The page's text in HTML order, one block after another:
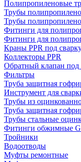
Полипропиленовые
Трубы
Трубы
Фитинги для
Фитинги для
Краны PPR под
Коллекторы PPR
Обратный клапан под
Фильтры
Труба защитная
Инструмент для
Трубы из
Труба защитная
Трубы стальные
Фитинги обжимные
Тройники
Водоотводы
Муфты ремонтные